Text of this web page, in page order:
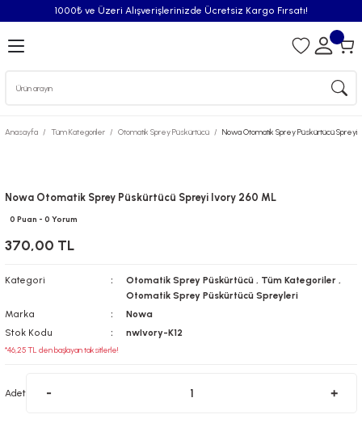
1000₺ ve Üzeri Alışverişlerinizde Ücretsiz Kargo Fırsatı!
Geri Dön
Spreyleri
Anasayfa Tüm Kategoriler Otomatik Sprey Püskürtücü Nowa Otomatik Sprey Püskürtücü Spreyi
Nowa Otomatik Sprey Püskürtücü Spreyi Ivory 260 ML
0 Puan - 0 Yorum
370,00 TL
Kategori Otomatik Sprey Püskürtücü , Tüm Kategoriler ,
Otomatik Sprey Püskürtücü Spreyleri
Marka
Nowa
Stok Kodu
nwIvory-K12
*46,25 TL den başlayan taksitlerle!
Adet